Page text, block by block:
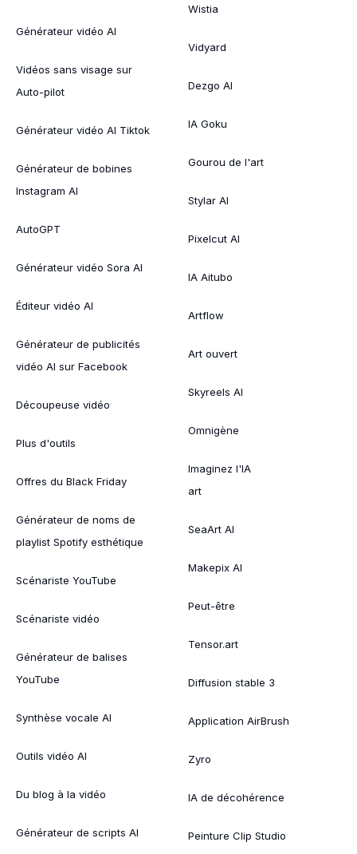
Générateur vidéo AI
Vidéos sans visage sur
Auto-pilot
Générateur vidéo AI Tiktok
Générateur de bobines
Instagram AI
AutoGPT
Générateur vidéo Sora AI
Éditeur vidéo AI
Générateur de publicités
vidéo AI sur Facebook
Découpeuse vidéo
Plus d'outils
Offres du Black Friday
Générateur de noms de
playlist Spotify esthétique
Scénariste YouTube
Scénariste vidéo
Générateur de balises
YouTube
Synthèse vocale AI
Outils vidéo AI
Du blog à la vidéo
Générateur de scripts AI
Wistia
Vidyard
Dezgo AI
IA Goku
Gourou de l'art
Stylar AI
Pixelcut AI
IA Aitubo
Artflow
Art ouvert
Skyreels AI
Omnigène
Imaginez l'IA
art
SeaArt AI
Makepix AI
Peut-être
Tensor.art
Diffusion stable 3
Application AirBrush
Zyro
IA de décohérence
Peinture Clip Studio